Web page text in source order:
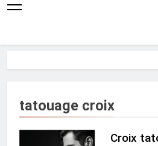
tatouage croix
Croix